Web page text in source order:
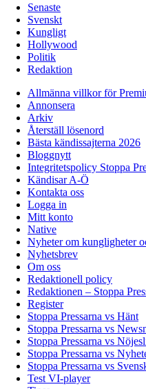
Senaste
Svenskt
Kungligt
Hollywood
Politik
Redaktion
Allmänna villkor för
Annonsera
Arkiv
Återställ lösenord
Bästa kändissajterna 2026
Bloggnytt
Integritetspolicy Stoppa
Kändisar A-Ö
Kontakta oss
Logga in
Mitt konto
Native
Nyheter om kungligheter
Nyhetsbrev
Om oss
Redaktionell policy
Redaktionen – Stoppa
Register
Stoppa Pressarna vs Hänt
Stoppa Pressarna vs
Stoppa Pressarna vs
Stoppa Pressarna vs
Stoppa Pressarna vs
Test VI-player